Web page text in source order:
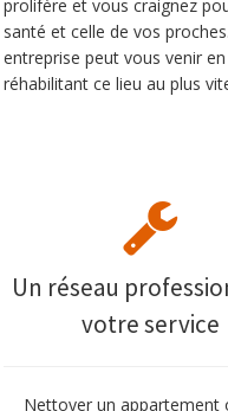
prolifère et vous craignez
santé et celle de vos
entreprise peut vous venir
réhabilitant ce lieu au plus
Un réseau
votre service
Nettoyer un appartement